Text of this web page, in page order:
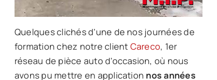
Quelques clichés d’une de nos journées de
formation chez notre client Careco, 1er
réseau de pièce auto d’occasion, où nous
avons pu mettre en application nos années